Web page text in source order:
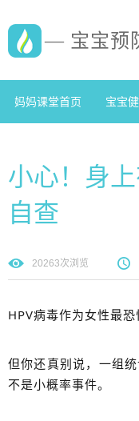
— 宝宝预
妈妈课堂首页 宝宝
小心！身
自查
20263次浏览
HPV病毒作为女性最
但你还真别说，一组
不是小概率事件。